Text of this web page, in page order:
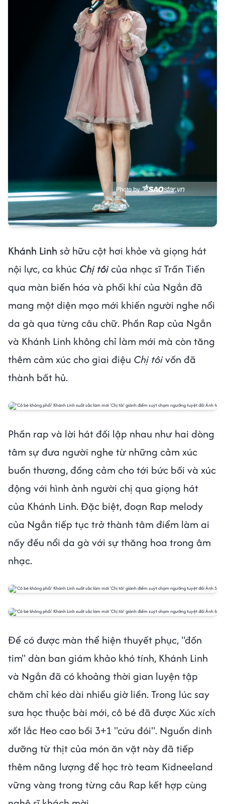
Khánh Linh sở hữu cột hơi khỏe và giọng hát
nội lực, ca khúc Chị tôicủa nhạc sĩ Trần Tiến
qua màn biến hóa và phối khí của Ngắn đã
mang một diện mạo mới khiến người nghe nổi
da gà qua từng câu chữ. Phần Rap của Ngắn
và Khánh Linh không chỉ làm mới mà còn tăng
thêm cảm xúc cho giai điệu Chị tôivốn đã
thành bất hủ.
Phần rap và lời hát đối lập nhau như hai dòng
tâm sự đưa người nghe từ những cảm xúc
buồn thương, đồng cảm cho tới bức bối và xúc
động với hình ảnh người chị qua giọng hát
của Khánh Linh. Đặc biệt, đoạn Rap melody
của Ngắn tiếp tục trở thành tâm điểm làm ai
nấy đều nổi da gà với sự thăng hoa trong âm
nhạc.
Để có được màn thể hiện thuyết phục, "đốn
tim" dàn ban giám khảo khó tính, Khánh Linh
và Ngắn đã có khoảng thời gian luyện tập
chăm chỉ kéo dài nhiều giờ liền. Trong lúc say
sưa học thuộc bài mới, cô bé đã được Xúc xích
xốt lắc Heo cao bồi 3+1 "cứu đói". Nguồn dinh
dưỡng từ thịt của món ăn vặt này đã tiếp
thêm năng lượng để học trò team Kidneeland
vững vàng trong từng câu Rap kết hợp cùng